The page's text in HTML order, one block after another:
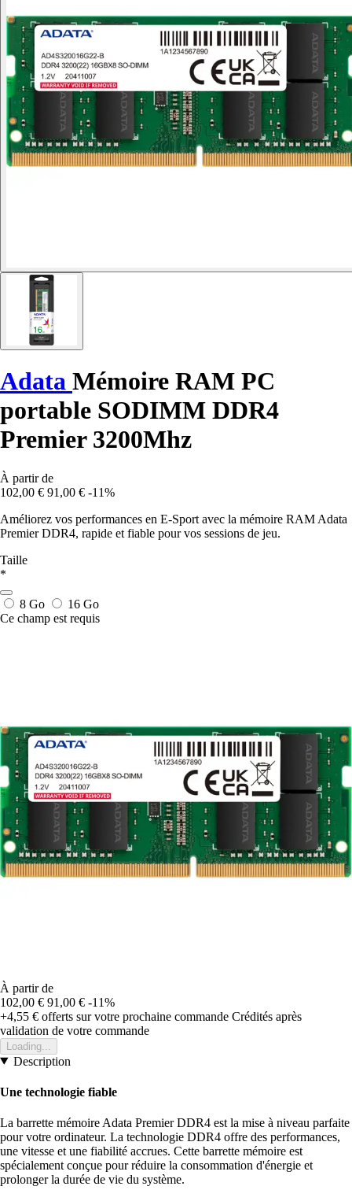
Adata Mémoire RAM PC
portable SODIMM DDR4
Premier 3200Mhz
À partir de
102,00 € 91,00 € -11%
Améliorez vos performances en E-Sport avec la mémoire RAM Adata
Premier DDR4, rapide et fiable pour vos sessions de jeu.
Taille
*
8 Go
16 Go
Ce champ est requis
À partir de
102,00 € 91,00 € -11%
+4,55 € offerts sur votre prochaine commande Crédités après
validation de votre commande
Loading...
Description
Une technologie fiable
La barrette mémoire Adata Premier DDR4 est la mise à niveau parfaite
pour votre ordinateur. La technologie DDR4 offre des performances,
une vitesse et une fiabilité accrues. Cette barrette mémoire est
spécialement conçue pour réduire la consommation d'énergie et
prolonger la durée de vie du système.